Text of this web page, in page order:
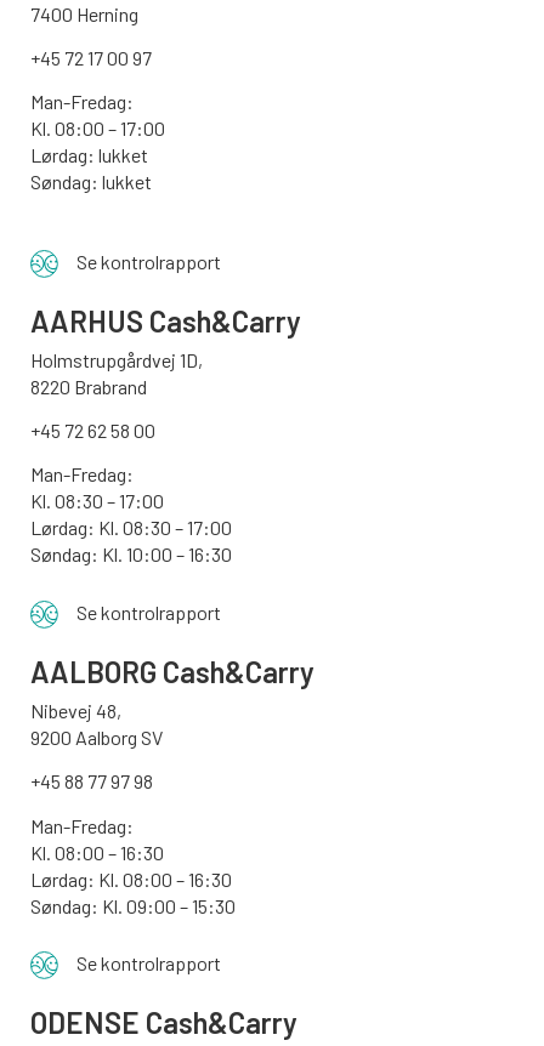
7400 Herning
+45 72 17 00 97
Man-Fredag:
Kl. 08:00 – 17:00
Lørdag: lukket
Søndag: lukket
Se kontrolrapport
AARHUS Cash&Carry
Holmstrupgårdvej 1D,
8220 Brabrand
+45 72 62 58 00
Man-Fredag:
Kl. 08:30 – 17:00
Lørdag: Kl. 08:30 – 17:00
Søndag: Kl. 10:00 – 16:30
Se kontrolrapport
AALBORG Cash&Carry
Nibevej 48,
9200 Aalborg SV
+45 88 77 97 98
Man-Fredag:
Kl. 08:00 – 16:30
Lørdag: Kl. 08:00 – 16:30
Søndag: Kl. 09:00 – 15:30
Se kontrolrapport
ODENSE Cash&Carry